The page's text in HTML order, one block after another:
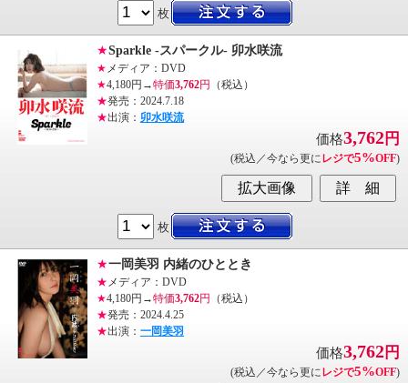
枚
★Sparkle -スパークル- 卯水咲流
★ メディア：DVD
★4,180円→特価3,762円
（税込）
★発売：2024.7.18
★出演： 卯水咲流
価格3,762円
(税込／今なら更に レジで5%OFF)
枚
★一岡美羽 内緒のひととき
★ メディア：DVD
★4,180円→特価3,762円
（税込）
★発売：2024.4.25
★出演： 一岡美羽
価格3,762円
(税込／今なら更に レジで5%OFF)